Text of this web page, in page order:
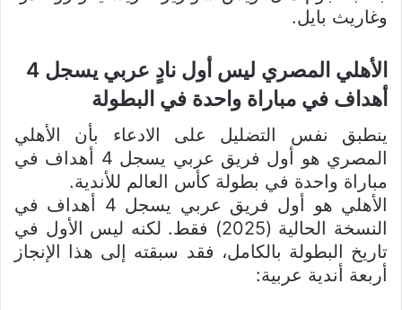
وغاريث بايل.
الأهلي المصري ليس أول نادٍ عربي يسجل 4
أهداف في مباراة واحدة في البطولة
ينطبق نفس التضليل على الادعاء بأن الأهلي
المصري هو أول فريق عربي يسجل 4 أهداف في
مباراة واحدة في بطولة كأس العالم للأندية.
الأهلي هو أول فريق عربي يسجل 4 أهداف في
النسخة الحالية (2025) فقط. لكنه ليس الأول في
تاريخ البطولة بالكامل، فقد سبقته إلى هذا الإنجاز
أربعة أندية عربية: